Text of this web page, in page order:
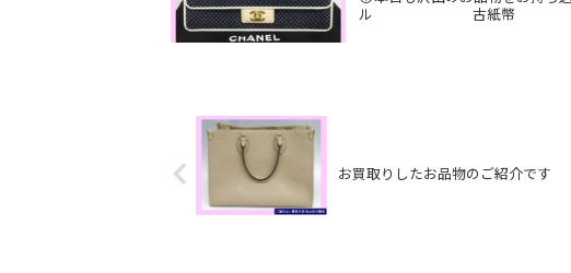
ル 古紙幣 高島
お買取りしたお品物のご紹介です